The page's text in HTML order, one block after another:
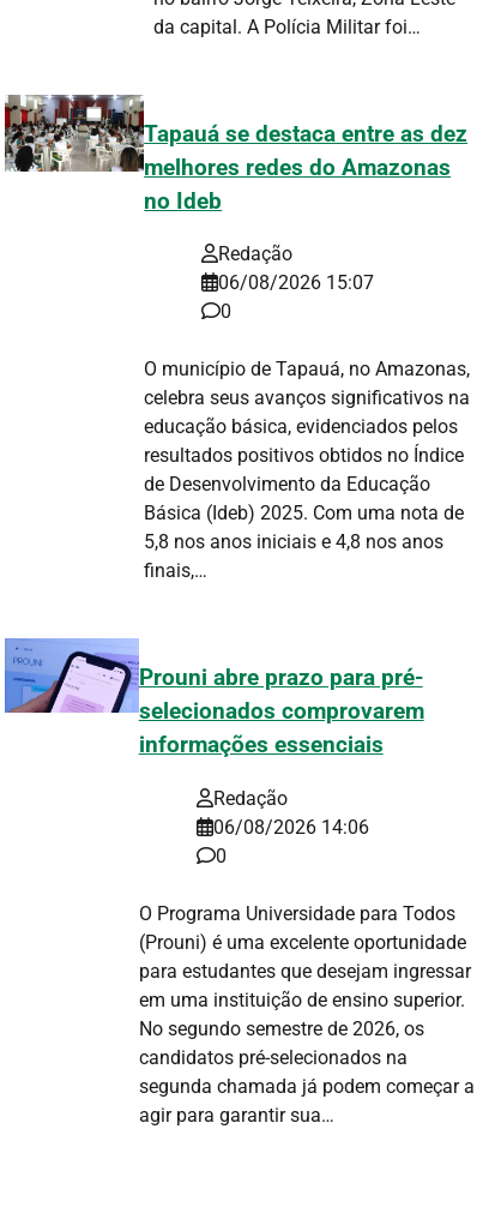
da capital. A Polícia Militar foi…
Tapauá se destaca entre as dez
melhores redes do Amazonas
no Ideb
Redação
06/08/2026 15:07
0
O município de Tapauá, no Amazonas,
celebra seus avanços significativos na
educação básica, evidenciados pelos
resultados positivos obtidos no Índice
de Desenvolvimento da Educação
Básica (Ideb) 2025. Com uma nota de
5,8 nos anos iniciais e 4,8 nos anos
finais,…
Prouni abre prazo para pré-
selecionados comprovarem
informações essenciais
Redação
06/08/2026 14:06
0
O Programa Universidade para Todos
(Prouni) é uma excelente oportunidade
para estudantes que desejam ingressar
em uma instituição de ensino superior.
No segundo semestre de 2026, os
candidatos pré-selecionados na
segunda chamada já podem começar a
agir para garantir sua…